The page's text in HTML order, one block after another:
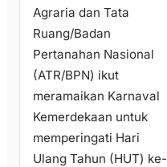
Agraria dan Tata
Ruang/Badan
Pertanahan Nasional
(ATR/BPN) ikut
meramaikan Karnaval
Kemerdekaan untuk
memperingati Hari
Ulang Tahun (HUT) ke-